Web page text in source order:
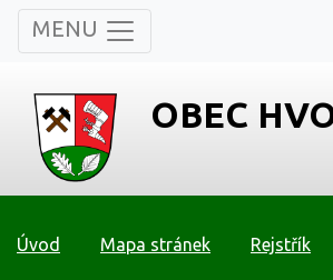
MENU
OBEC
Úvod Mapa stránek Rejstřík